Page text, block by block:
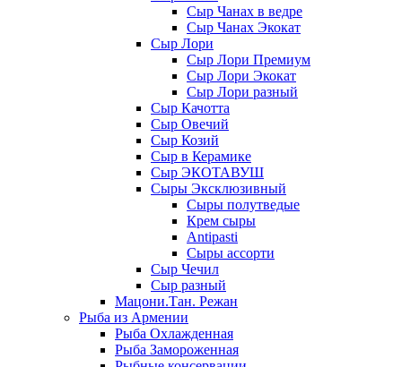
Сыр Чанах в ведре
Сыр Чанах Экокат
Сыр Лори
Сыр Лори Премиум
Сыр Лори Экокат
Сыр Лори разный
Сыр Качотта
Сыр Овечий
Сыр Козий
Сыр в Керамике
Сыр ЭКОТАВУШ
Сыры Эксклюзивный
Сыры полутведые
Крем сыры
Antipasti
Сыры ассорти
Сыр Чечил
Сыр разный
Мацони.Тан. Режан
Рыба из Армении
Рыба Охлажденная
Рыба Замороженная